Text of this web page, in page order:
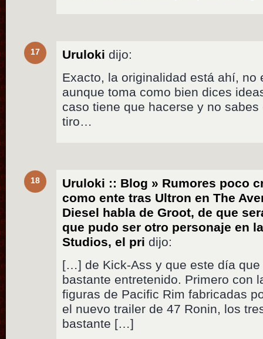
17 Uruloki dijo:
Exacto, la originalidad está ahí, no
aunque toma como bien dices
caso tiene que hacerse y no
tiro…
18
Uruloki :: Blog » Rumores poco
como ente tras Ultron en The
Diesel habla de Groot, de que
que pudo ser otro personaje en
Studios, el pri dijo:
[…] de Kick-Ass y que este día
bastante entretenido. Primero con
figuras de Pacific Rim fabricadas
el nuevo trailer de 47 Ronin, los
bastante […]